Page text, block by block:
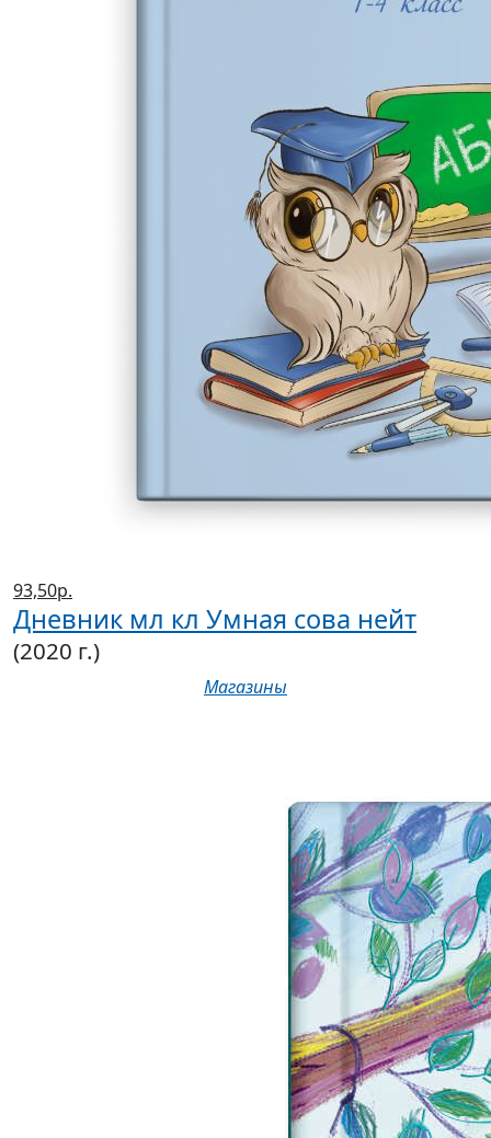
93,50р.
Дневник мл кл Умная сова нейт
(2020 г.)
Магазины